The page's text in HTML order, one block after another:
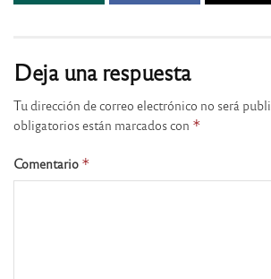
Deja una respuesta
Tu dirección de correo electrónico no será
obligatorios están marcados con *
Comentario *